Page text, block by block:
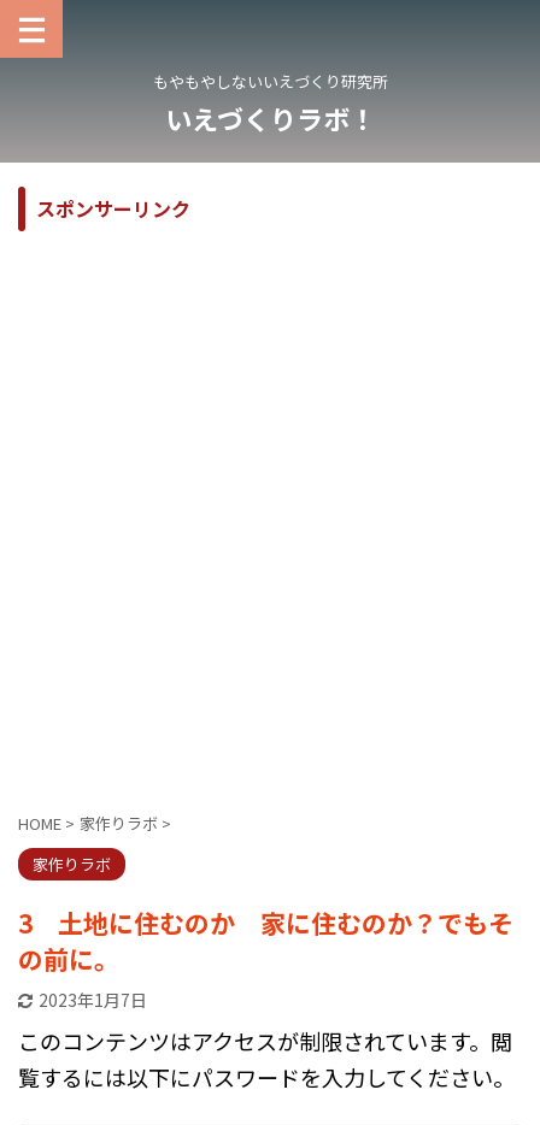
もやもやしないいえづくり研究所
いえづくりラボ！
スポンサーリンク
HOME > 家作りラボ >
家作りラボ
3 土地に住むのか 家に住むのか？でもそ
の前に。
2023年1月7日
このコンテンツはアクセスが制限されています。閲
覧するには以下にパスワードを入力してください。